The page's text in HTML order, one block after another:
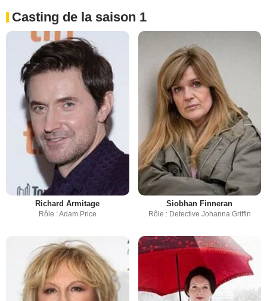
Casting de la saison 1
Richard Armitage
Rôle : Adam Price
Siobhan Finneran
Rôle : Detective Johanna Griffin